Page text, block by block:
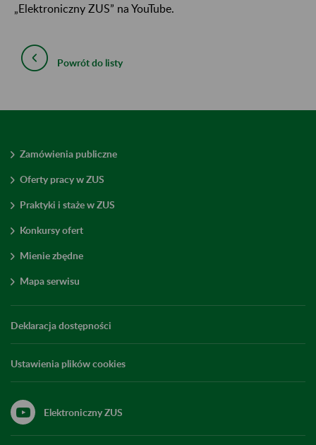
„Elektroniczny ZUS” na YouTube.
Powrót do listy
Zamówienia publiczne
Oferty pracy w ZUS
Praktyki i staże w ZUS
Konkursy ofert
Mienie zbędne
Mapa serwisu
Deklaracja dostępności
Ustawienia plików cookies
Elektroniczny ZUS